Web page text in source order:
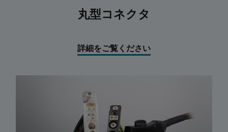
丸型コネクタ
詳細をご覧ください